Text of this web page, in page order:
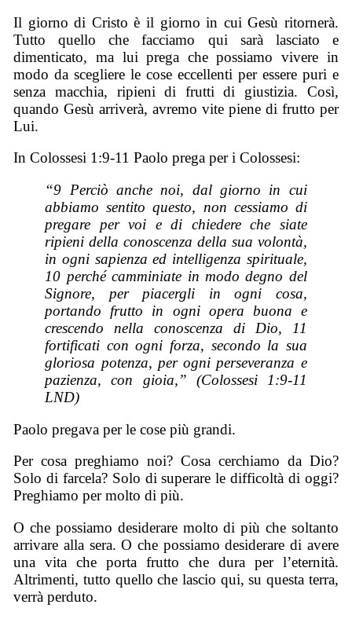
Il giorno di Cristo è il giorno in cui Gesù ritornerà.
Tutto quello che facciamo qui sarà lasciato e
dimenticato, ma lui prega che possiamo vivere in
modo da scegliere le cose eccellenti per essere puri e
senza macchia, ripieni di frutti di giustizia. Così,
quando Gesù arriverà, avremo vite piene di frutto per
Lui.
In Colossesi 1:9-11 Paolo prega per i Colossesi:
“9 Perciò anche noi, dal giorno in cui
abbiamo sentito questo, non cessiamo di
pregare per voi e di chiedere che siate
ripieni della conoscenza della sua volontà,
in ogni sapienza ed intelligenza spirituale,
10 perché camminiate in modo degno del
Signore, per piacergli in ogni cosa,
portando frutto in ogni opera buona e
crescendo nella conoscenza di Dio, 11
fortificati con ogni forza, secondo la sua
gloriosa potenza, per ogni perseveranza e
pazienza, con gioia,” (Colossesi 1:9-11
LND)
Paolo pregava per le cose più grandi.
Per cosa preghiamo noi? Cosa cerchiamo da Dio?
Solo di farcela? Solo di superare le difficoltà di oggi?
Preghiamo per molto di più.
O che possiamo desiderare molto di più che soltanto
arrivare alla sera. O che possiamo desiderare di avere
una vita che porta frutto che dura per l’eternità.
Altrimenti, tutto quello che lascio qui, su questa terra,
verrà perduto.